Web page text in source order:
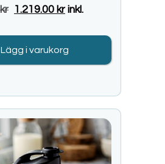
kr 1.219.00 krinkl.
Lägg i varukorg